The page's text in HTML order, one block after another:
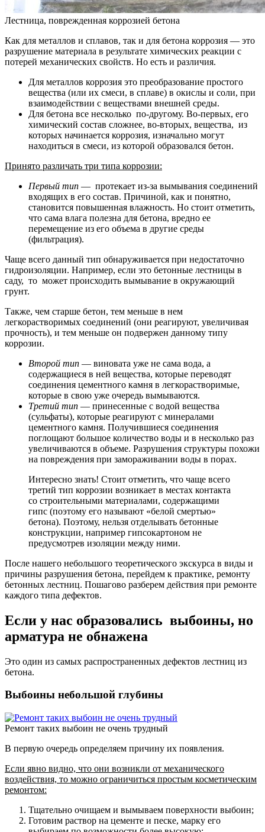
Лестница, поврежденная коррозией бетона
Как для металлов и сплавов, так и для бетона коррозия — это
разрушение материала в результате химических реакции с
потерей механических свойств. Но есть и различия.
Для металлов коррозия это преобразование простого
вещества (или их смеси, в сплаве) в окислы и соли, при
взаимодействии с веществами внешней среды.
Для бетона все несколько по-другому. Во-первых, его
химический состав сложнее, во-вторых, вещества, из
которых начинается коррозия, изначально могут
находиться в смеси, из которой образовался бетон.
Принято различать три типа коррозии:
Первый тип — протекает из-за вымывания соединений
входящих в его состав. Причиной, как и понятно,
становится повышенная влажность. Но стоит отметить,
что сама влага полезна для бетона, вредно ее
перемещение из его объема в другие среды
(фильтрация).
Чаще всего данный тип обнаруживается при недостаточно
гидроизоляции. Например, если это бетонные лестницы в
саду, то может происходить вымывание в окружающий
грунт.
Также, чем старше бетон, тем меньше в нем
легкорастворимых соединений (они реагируют, увеличивая
прочность), и тем меньше он подвержен данному типу
коррозии.
Второй тип — виновата уже не сама вода, а
содержащиеся в ней вещества, которые переводят
соединения цементного камня в легкорастворимые,
которые в свою уже очередь вымываются.
Третий тип — принесенные с водой вещества
(сульфаты), которые реагируют с минералами
цементного камня. Получившиеся соединения
поглощают большое количество воды и в несколько раз
увеличиваются в объеме. Разрушения структуры похожи
на повреждения при замораживании воды в порах.
Интересно знать! Стоит отметить, что чаще всего
третий тип коррозии возникает в местах контакта
со строительными материалами, содержащими
гипс (поэтому его называют «белой смертью»
бетона). Поэтому, нельзя отделывать бетонные
конструкции, например гипсокартоном не
предусмотрев изоляции между ними.
После нашего небольшого теоретического экскурса в виды и
причины разрушения бетона, перейдем к практике, ремонту
бетонных лестниц. Пошагово разберем действия при ремонте
каждого типа дефектов.
Если у нас образовались выбоины, но
арматура не обнажена
Это один из самых распространенных дефектов лестниц из
бетона.
Выбоины небольшой глубины
Ремонт таких выбоин не очень трудный
В первую очередь определяем причину их появления.
Если явно видно, что они возникли от механического
воздействия, то можно ограничиться простым косметическим
ремонтом:
Тщательно очищаем и вымываем поверхности выбоин;
Готовим раствор на цементе и песке, марку его